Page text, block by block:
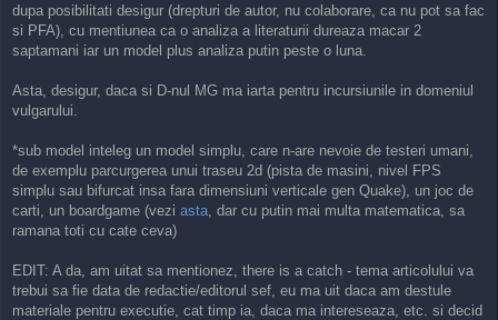
dupa posibilitati desigur (drepturi de autor, nu colaborare, ca nu pot sa fac
si PFA), cu mentiunea ca o analiza a literaturii dureaza macar 2
saptamani iar un model plus analiza putin peste o luna.
Asta, desigur, daca si D-nul MG ma iarta pentru incursiunile in domeniul
vulgarului.
*sub model inteleg un model simplu, care n-are nevoie de testeri umani,
de exemplu parcurgerea unui traseu 2d (pista de masini, nivel FPS
simplu sau bifurcat insa fara dimensiuni verticale gen Quake), un joc de
carti, un boardgame (vezi asta , dar cu putin mai multa matematica, sa
ramana toti cu cate ceva)
EDIT: A da, am uitat sa mentionez, there is a catch - tema articolului va
trebui sa fie data de redactie/editorul sef, eu ma uit daca am destule
materiale pentru executie, cat timp ia, daca ma intereseaza, etc. si decid